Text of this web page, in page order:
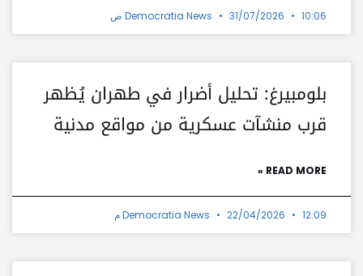
Democratia News 31/07/2026 10:06 ص
بلومبيرغ: تحليل أضرار في طهران يُظهر
قرب منشآت عسكرية من مواقع مدنية
READ MORE »
Democratia News 22/04/2026 12:09 م